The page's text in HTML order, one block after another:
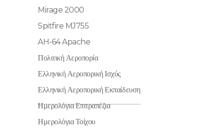
Mirage 2000
Spitfire MJ755
AH-64 Apache
Πολιτική Αεροπορία
Ελληνική Αεροπορική Ισχύς
Ελληνική Αεροπορική Εκπαίδευση
Ημερολόγια Επιτραπέζια
Ημερολόγια Τοίχου